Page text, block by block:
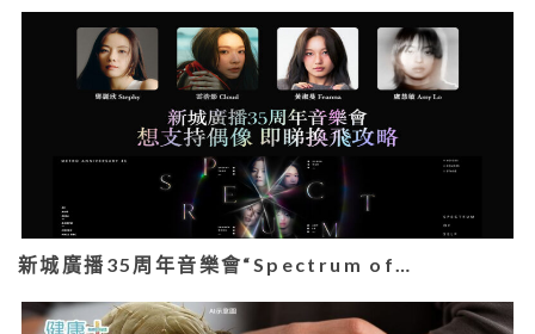
新城廣播35周年音樂會“Spectrum of…